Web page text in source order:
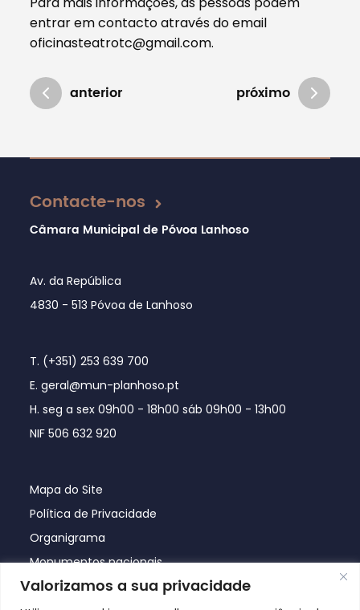
Valorizamos a sua privacidade
entrar em contacto através do email
oficinasteatrotc@gmail.com.
anterior próximo
Atualizado em 23/09/2021
Contacte-nos
Câmara Municipal de Póvoa Lanhoso
Av. da República
4830 - 513 Póvoa de Lanhoso
T. (+351) 253 639 700
E. geral@mun-planhoso.pt
H. seg a sex 09h00 - 18h00 sáb 09h00 - 13h00
NIF 506 632 920
Mapa do Site
Política de Privacidade
Organigrama
Monumentos nacionais